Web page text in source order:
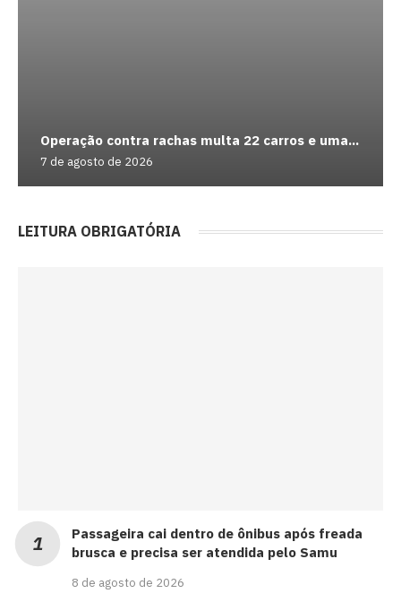
Operação contra rachas multa 22 carros e uma...
7 de agosto de 2026
LEITURA OBRIGATÓRIA
Passageira cai dentro de ônibus após freada
brusca e precisa ser atendida pelo Samu
8 de agosto de 2026